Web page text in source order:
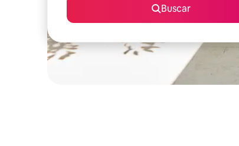
Buscar